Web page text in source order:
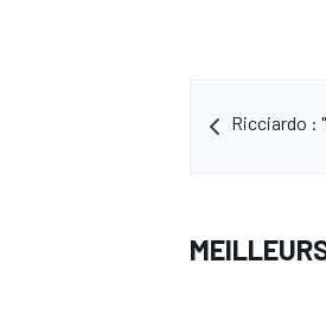
Ricciardo :